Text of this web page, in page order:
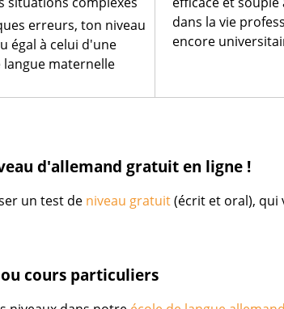
erreurs, ton niveau
égal à celui d'une
langue maternelle
dans la vie
encore
d'allemand gratuit en ligne !
un test de niveau gratuit(écrit et oral),
ou cours particuliers